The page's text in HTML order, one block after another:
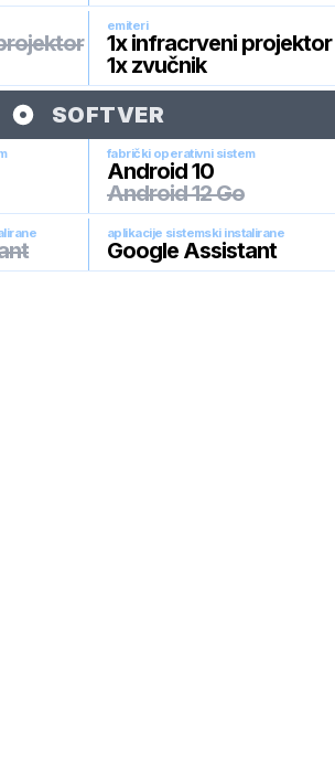
emiteri
1x infracrveni projektor
1x zvučnik
SOFTVER
fabrički operativni sistem
Android 10
Android 12 Go
aplikacije sistemski instalirane
Google Assistant